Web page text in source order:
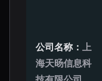
公司名称： 上
海天旸信息科